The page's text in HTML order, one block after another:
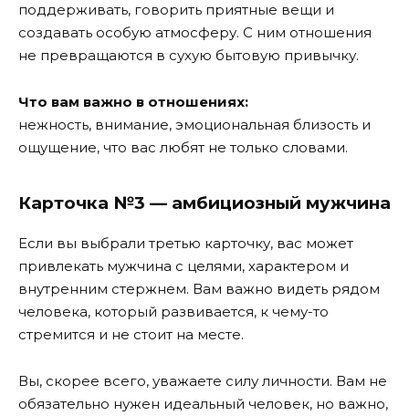
поддерживать, говорить приятные вещи и
создавать особую атмосферу. С ним отношения
не превращаются в сухую бытовую привычку.
Что вам важно в отношениях:
нежность, внимание, эмоциональная близость и
ощущение, что вас любят не только словами.
Карточка №3 — амбициозный мужчина
Если вы выбрали третью карточку, вас может
привлекать мужчина с целями, характером и
внутренним стержнем. Вам важно видеть рядом
человека, который развивается, к чему-то
стремится и не стоит на месте.
Вы, скорее всего, уважаете силу личности. Вам не
обязательно нужен идеальный человек, но важно,